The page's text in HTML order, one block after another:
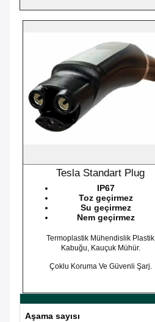
Tesla Standart Plug
IP67
Toz geçirmez
Su geçirmez
Nem geçirmez
Termoplastik Mühendislik Plastik
Kabuğu, Kauçuk Mühür.
Çoklu Koruma Ve Güvenli Şarj.
Aşama sayısı